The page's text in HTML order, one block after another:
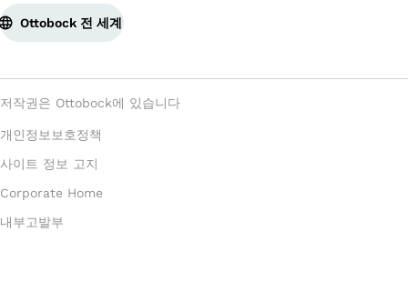
Ottobock 전 세계
저작권은 Ottobock에 있습니다
개인정보보호정책
사이트 정보 고지
Corporate Home
내부고발부